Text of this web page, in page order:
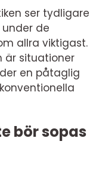
ser tydligare
de
allra viktigast.
är situationer
en påtaglig
bör sopas